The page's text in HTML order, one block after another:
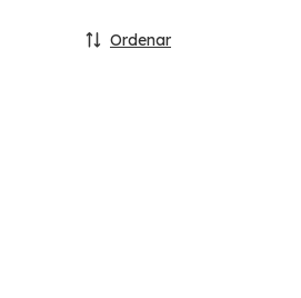
Ordenar